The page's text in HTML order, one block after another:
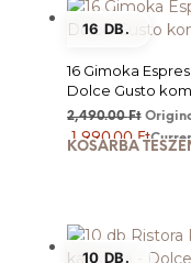
16 DB.
16 Gimoka
Dolce Gusto
2,490.00Ft
1,990.00Ft
KOSÁRBA
10 DB.